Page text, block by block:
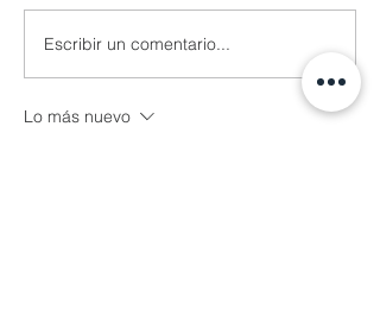
Escribir un comentario...
Lo más nuevo